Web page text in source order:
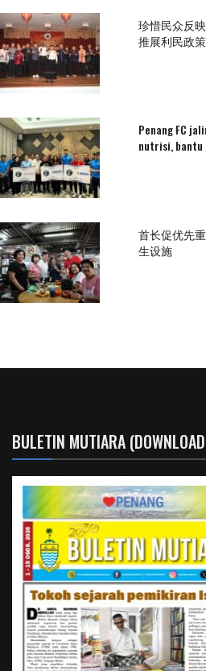
珍惜民众反
推展利民政策
Penang FC
nutrisi,
首长促优先
生设施
BULETIN MUTIARA